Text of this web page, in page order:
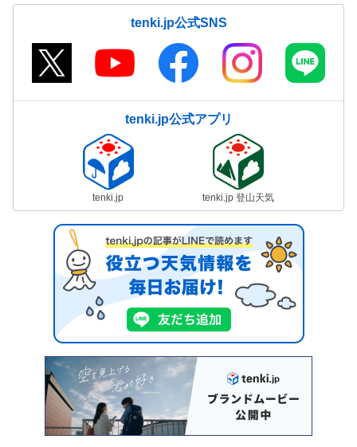
tenki.jp公式SNS
tenki.jp公式アプリ
tenki.jp tenki.jp 登山天気